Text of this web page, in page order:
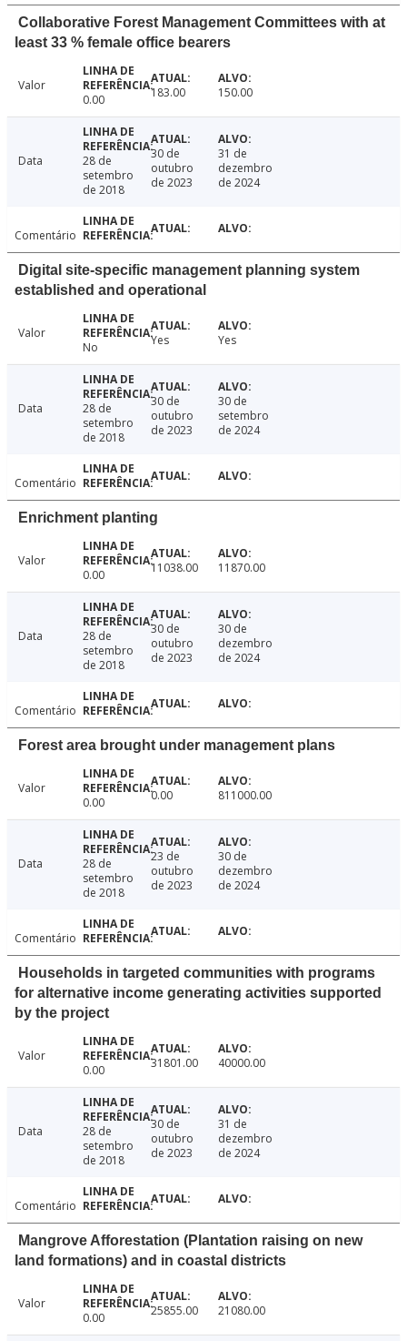
Collaborative Forest Management Committees with at
least 33 % female office bearers
Valor
0.00
183.00 150.00
Data
28 de
setembro
de 2018
30 de
outubro
de 2023
31 de
dezembro
de 2024
Comentário
Digital site-specific management planning system
established and operational
Valor
No
Yes Yes
Data
28 de
setembro
de 2018
30 de
outubro
de 2023
30 de
setembro
de 2024
Comentário
Enrichment planting
Valor
0.00
11038.00 11870.00
Data
28 de
setembro
de 2018
30 de
outubro
de 2023
30 de
dezembro
de 2024
Comentário
Forest area brought under management plans
Valor
0.00
0.00 811000.00
Data
28 de
setembro
de 2018
23 de
outubro
de 2023
30 de
dezembro
de 2024
Comentário
Households in targeted communities with programs
for alternative income generating activities supported
by the project
Valor
0.00
31801.00 40000.00
Data
28 de
setembro
de 2018
30 de
outubro
de 2023
31 de
dezembro
de 2024
Comentário
Mangrove Afforestation (Plantation raising on new
land formations) and in coastal districts
Valor
0.00
25855.00 21080.00